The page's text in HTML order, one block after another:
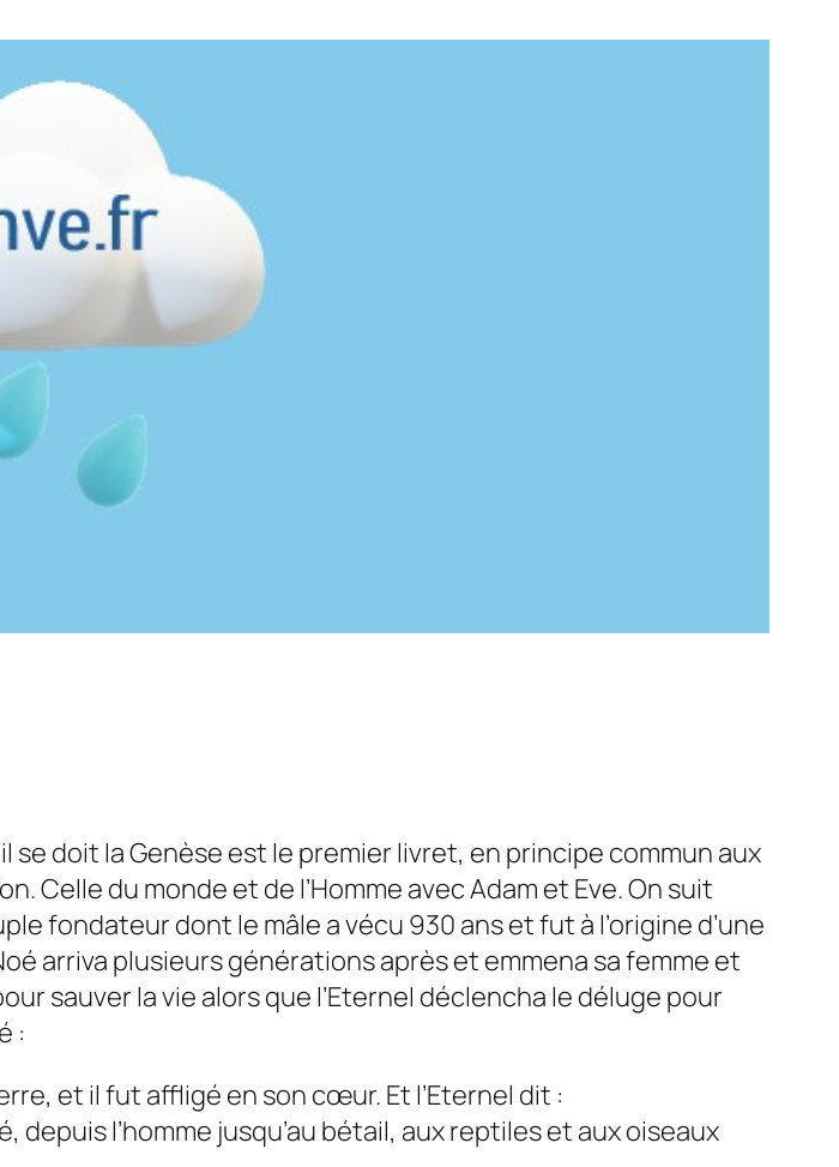
se doit la Genèse est le premier livret, en principe commun aux
Celle du monde et de l’Homme avec Adam et Eve. On suit
fondateur dont le mâle a vécu 930 ans et fut à l’origine d’une
arriva plusieurs générations après et emmena sa femme et
sauver la vie alors que l’Eternel déclencha le déluge pour
:
et il fut affligé en son cœur. Et l’Eternel dit :
depuis l’homme jusqu’au bétail, aux reptiles et aux oiseaux